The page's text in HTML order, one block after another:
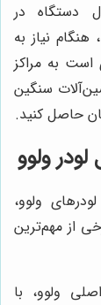
در
نیاز به
است به مراکز
سنگین
حاصل کنید.
ولوو
ولوو،
از مهم‌ترین
ولوو، با